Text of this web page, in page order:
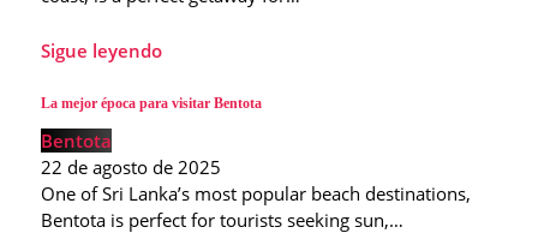
Sigue leyendo
La mejor época para visitar Bentota
Bentota
22 de agosto de 2025
One of Sri Lanka’s most popular beach destinations,
Bentota is perfect for tourists seeking sun,…